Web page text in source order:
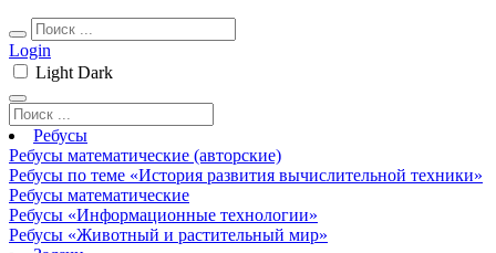
Login
Light Dark
Ребусы
Ребусы математические (авторские)
Ребусы по теме «История развития вычислительной техники»
Ребусы математические
Ребусы «Информационные технологии»
Ребусы «Животный и растительный мир»